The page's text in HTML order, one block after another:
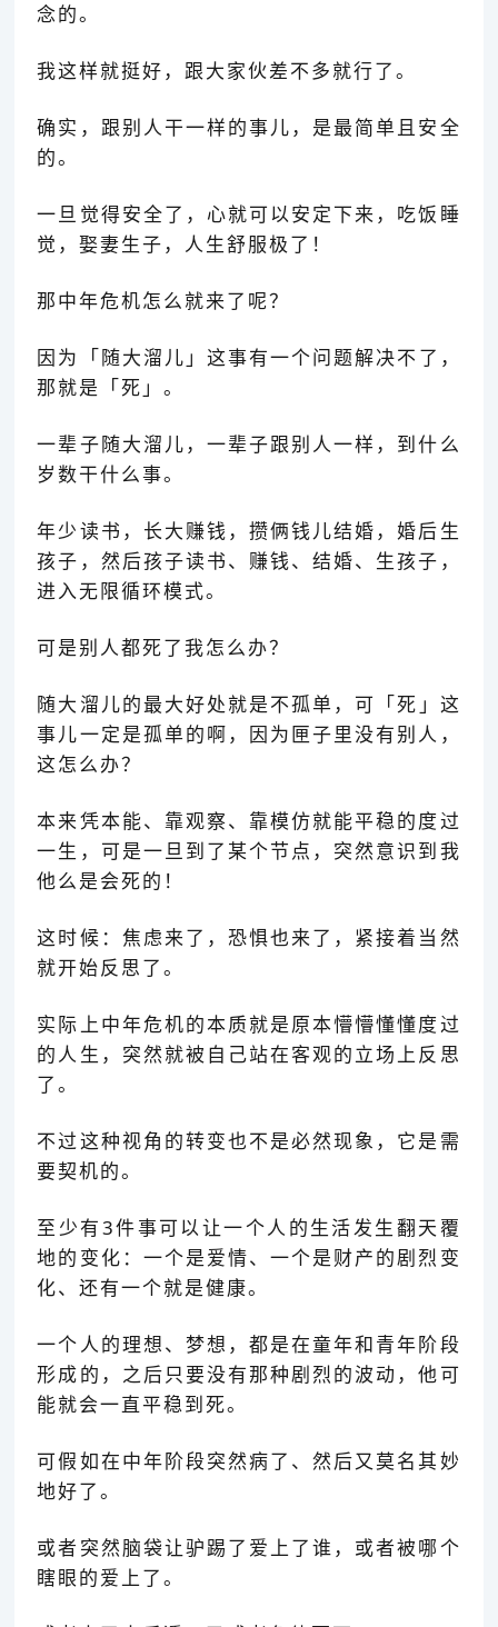
念的。
我这样就挺好，跟大家伙差不多就行了。
确实，跟别人干一样的事儿，是最简单且安全
的。
一旦觉得安全了， 心就可以安定下来，吃饭睡
觉，娶妻生子，人生舒服极了！
那中年危机怎么就来了呢？
因为「随大溜儿 」 这事有一个问题解决不了，
那就是「死 」。
一辈子随大溜儿，一辈子跟别人一样，到什么
岁数干什么事。
年少读书，长大赚钱，攒俩钱儿结婚，婚后生
孩子，然后孩子读书、赚钱、结婚、生孩子，
进入无限循环模式。
可是别人都死了我怎么办？
随大溜儿的最大好处就是不孤单，可「死 」这
事儿一定是孤单的啊，因为匣子里没有别人，
这怎么办？
本来凭本能、靠观察、靠模仿就能平稳的度过
一生，可是一旦到了某个节点，突然意识到我
他么是会死的！
这时候：焦虑来了，恐惧也来了，紧接着当然
就开始反思了。
实际上中年危机的本质就是原本懵懵懂懂度过
的人生，突然就被自己站在客观的立场上反思
了。
不过这种视角的转变也不是必然现象，它是需
要契机的。
至少有3件事可以让一个人的生活发生翻天覆
地的变化：一个是爱情、一个是财产的剧烈变
化、还有一个就是健康。
一个人的理想、梦想，都是在童年和青年阶段
形成的，之后只要没有那种剧烈的波动，他可
能就会一直平稳到死。
可假如在中年阶段突然病了、然后又莫名其妙
地好了。
或者突然脑袋让驴踢了爱上了谁，或者被哪个
瞎眼的爱上了。